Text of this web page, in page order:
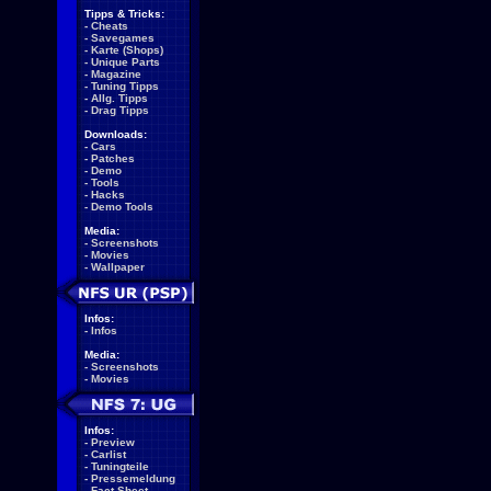
Tipps & Tricks:
- Cheats
- Savegames
- Karte (Shops)
- Unique Parts
- Magazine
- Tuning Tipps
- Allg. Tipps
- Drag Tipps
Downloads:
- Cars
- Patches
- Demo
- Tools
- Hacks
- Demo Tools
Media:
- Screenshots
- Movies
- Wallpaper
Infos:
- Infos
Media:
- Screenshots
- Movies
Infos:
- Preview
- Carlist
- Tuningteile
- Pressemeldung